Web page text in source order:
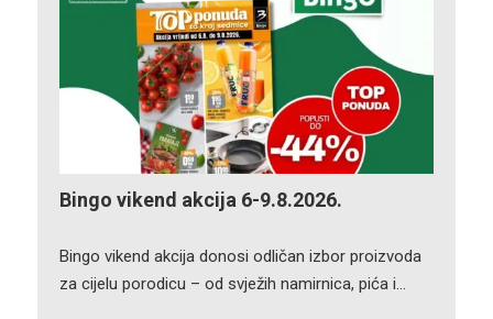
Bingo vikend akcija 6-9.8.2026.
Bingo vikend akcija donosi odličan izbor proizvoda
za cijelu porodicu – od svježih namirnica, pića i…